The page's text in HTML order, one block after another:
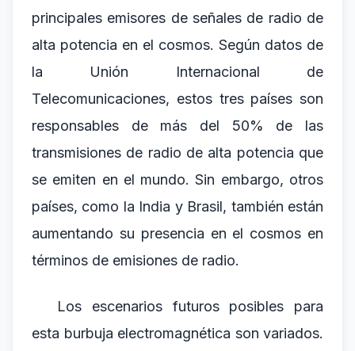
principales emisores de señales de radio de
alta potencia en el cosmos. Según datos de
la Unión Internacional de
Telecomunicaciones, estos tres países son
responsables de más del 50% de las
transmisiones de radio de alta potencia que
se emiten en el mundo. Sin embargo, otros
países, como la India y Brasil, también están
aumentando su presencia en el cosmos en
términos de emisiones de radio.
Los escenarios futuros posibles para
esta burbuja electromagnética son variados.